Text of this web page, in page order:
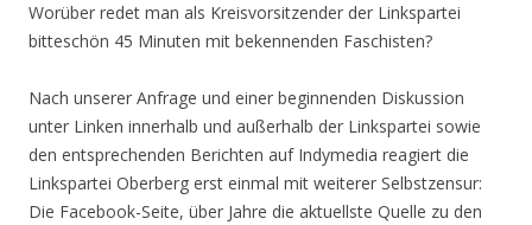
Worüber redet man als Kreisvorsitzender der Linkspartei
bitteschön 45 Minuten mit bekennenden Faschisten?
Nach unserer Anfrage und einer beginnenden Diskussion
unter Linken innerhalb und außerhalb der Linkspartei sowie
den entsprechenden Berichten auf Indymedia reagiert die
Linkspartei Oberberg erst einmal mit weiterer Selbstzensur:
Die Facebook-Seite, über Jahre die aktuellste Quelle zu den